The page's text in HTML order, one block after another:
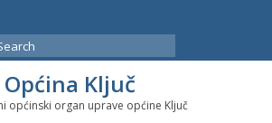
Općina Ključ
općinski organ uprave općine Ključ